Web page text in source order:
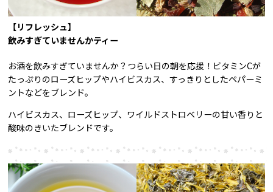
【リフレッシュ】
飲みすぎていませんかティー
お酒を飲みすぎていませんか？つらい日の朝を応援！ビタミンCが
たっぷりのローズヒップやハイビスカス、すっきりとしたペパーミ
ントなどをブレンド。
ハイビスカス、ローズヒップ、ワイルドストロベリーの甘い香りと
酸味のきいたブレンドです。